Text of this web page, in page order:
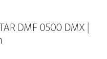
DMF 0500 DMX |